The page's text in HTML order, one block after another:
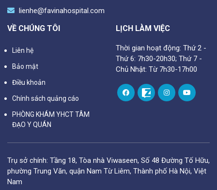
lienhe@favinahospital.com
VỀ CHÚNG TÔI
Liên hệ
Bảo mật
Điều khoản
Chính sách quảng cáo
PHÒNG KHÁM YHCT TÂM
ĐẠO Y QUÁN
LỊCH LÀM VIỆC
Thời gian hoạt động: Thứ 2 -
Thứ 6: 7h30-20h30; Thứ 7 -
Chủ Nhật: Từ 7h30-17h00
Trụ sở chính: Tầng 18, Tòa nhà Viwaseen, Số 48 Đường Tố Hữu,
phường Trung Văn, quận Nam Từ Liêm, Thành phố Hà Nội, Việt
Nam